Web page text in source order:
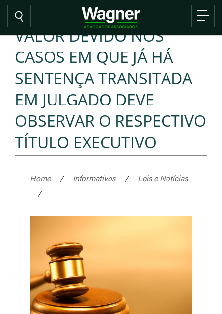
VALOR DEVIDO NOS
CASOS EM QUE JÁ HÁ
SENTENÇA TRANSITADA
EM JULGADO DEVE
OBSERVAR O RESPECTIVO
TÍTULO EXECUTIVO
Home / Informativos /
Leis e Notícias
/